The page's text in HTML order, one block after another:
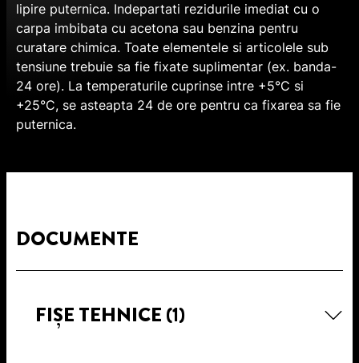
lipire puternica. Indepartati rezidurile imediat cu o
carpa imbibata cu acetona sau benzina pentru
curatare chimica. Toate elementele si articolele sub
tensiune trebuie sa fie fixate suplimentar (ex. banda-
24 ore). La temperaturile cuprinse intre +5°C si
+25°C, se asteapta 24 de ore pentru ca fixarea sa fie
puternica.
DOCUMENTE
FIȘE TEHNICE (1)